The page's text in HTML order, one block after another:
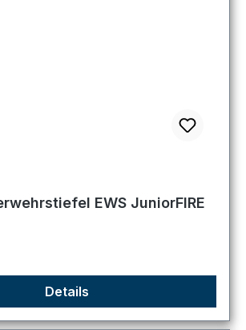
Bewertung von 4.67 von 5 Sternen
EWS JuniorFIRE
Details